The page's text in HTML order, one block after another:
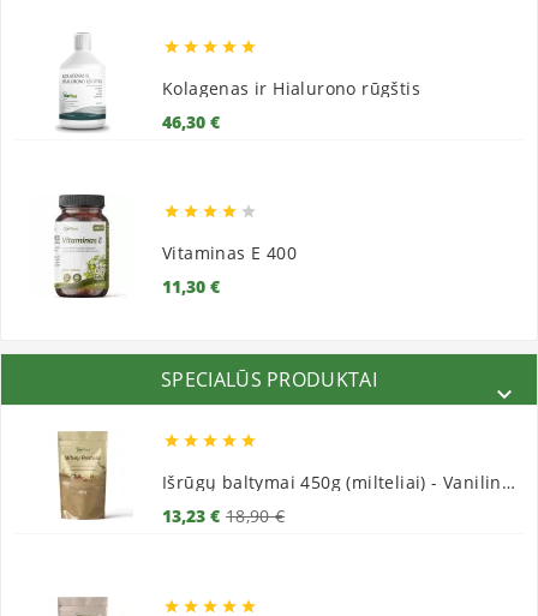
    
Kolagenas ir Hialurono rūgštis
46,30 €Kaina
    
Vitaminas E 400
11,30 €Kaina
SPECIALŪS PRODUKTAI

    
Išrūgų baltymai 450g (milteliai) - Vaniliniai
13,23 € 18,90 €
    